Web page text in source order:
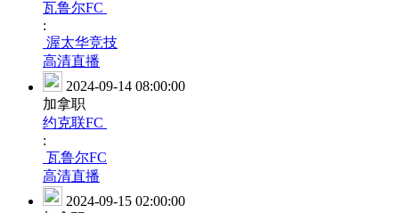
瓦鲁尔FC
:
渥太华竞技
高清直播
2024-09-14 08:00:00
加拿职
约克联FC
:
瓦鲁尔FC
高清直播
2024-09-15 02:00:00